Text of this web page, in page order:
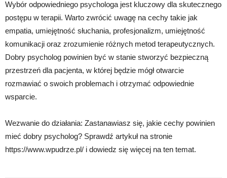
Wybór odpowiedniego psychologa jest kluczowy dla skutecznego
postępu w terapii. Warto zwrócić uwagę na cechy takie jak
empatia, umiejętność słuchania, profesjonalizm, umiejętność
komunikacji oraz zrozumienie różnych metod terapeutycznych.
Dobry psycholog powinien być w stanie stworzyć bezpieczną
przestrzeń dla pacjenta, w której będzie mógł otwarcie
rozmawiać o swoich problemach i otrzymać odpowiednie
wsparcie.
Wezwanie do działania: Zastanawiasz się, jakie cechy powinien
mieć dobry psycholog? Sprawdź artykuł na stronie
https://www.wpudrze.pl/ i dowiedz się więcej na ten temat.